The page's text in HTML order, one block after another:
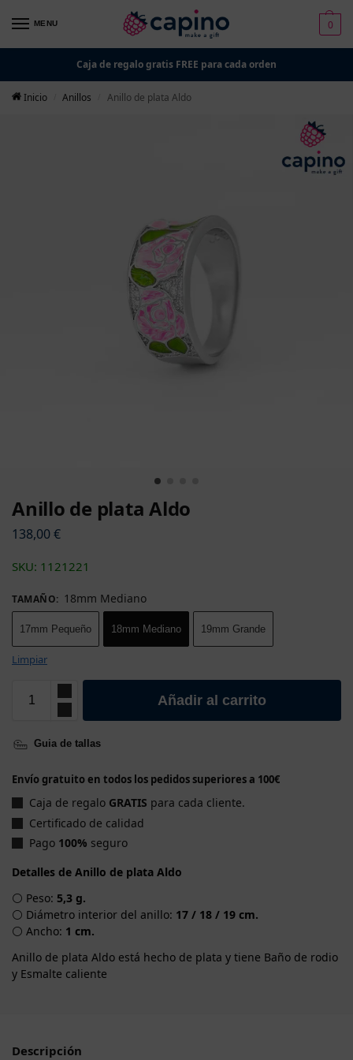
MENU 0
Caja de regalo gratis FREE para cada orden
Inicio Anillos Anillo de plata Aldo
Anillo de plata Aldo
138,00€
SKU: 1121221
TAMAÑO: 18mm Medianо
17mm Pequeñо 18mm Medianо 19mm Grande
Limpiar
Añadir al carrito
Guia de tallas
Envío gratuito en todos los pedidos superiores a 100€
Caja de regalo GRATIS para cada cliente.
Certificado de calidad
Pago 100% seguro
Detalles de Anillo de plata Aldo
⚪ Peso: 5,3 g.
⚪ Diámetro interior del anillo: 17 / 18 / 19 cm.
⚪ Ancho: 1 cm.
Anillo de plata Aldo está hecho de plata y tiene Baño de rodio
y Esmalte caliente
Descripción